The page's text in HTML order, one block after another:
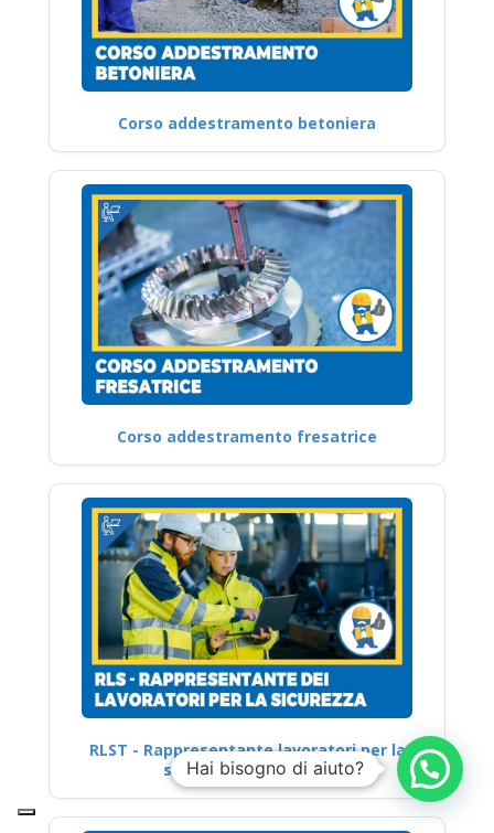
Corso addestramento betoniera
Corso addestramento fresatrice
RLST - Rappresentante lavoratori per la
sicurezza territoriale
Hai bisogno di aiuto?